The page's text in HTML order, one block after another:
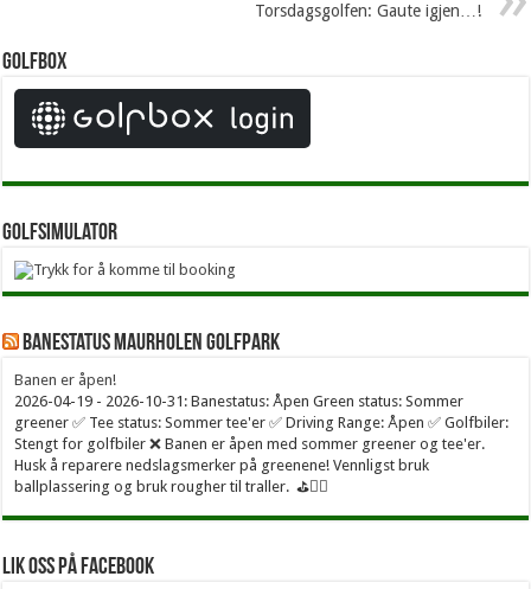
Torsdagsgolfen: Gaute igjen…!
Golfbox
Golfsimulator
Banestatus Maurholen Golfpark
Banen er åpen!
2026-04-19 - 2026-10-31: Banestatus: Åpen Green status: Sommer
greener ✅ Tee status: Sommer tee'er ✅ Driving Range: Åpen ✅ Golfbiler:
Stengt for golfbiler ❌ Banen er åpen med sommer greener og tee'er.
Husk å reparere nedslagsmerker på greenene! Vennligst bruk
ballplassering og bruk rougher til traller. ⛳🏌️‍♂
Lik oss på facebook